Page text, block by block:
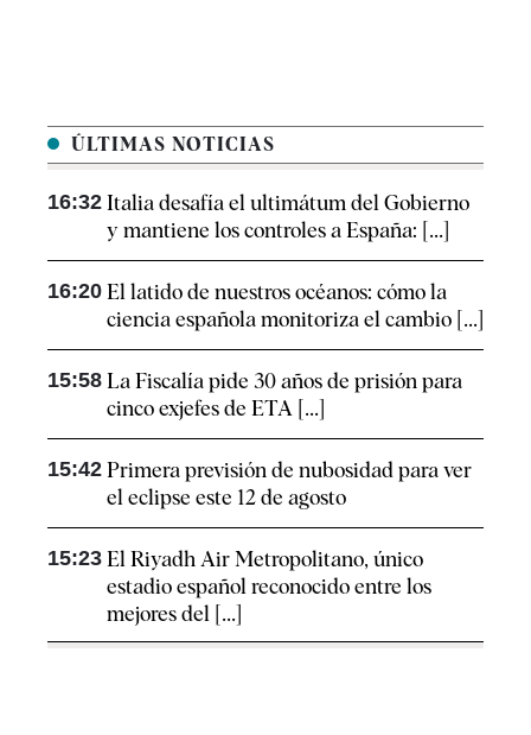
ÚLTIMAS NOTICIAS
16:32 Italia desafía el ultimátum del Gobierno
y mantiene los controles a España: [...]
16:20 El latido de nuestros océanos: cómo la
ciencia española monitoriza el cambio [...]
15:58 La Fiscalía pide 30 años de prisión para
cinco exjefes de ETA [...]
15:42 Primera previsión de nubosidad para ver
el eclipse este 12 de agosto
15:23 El Riyadh Air Metropolitano, único
estadio español reconocido entre los
mejores del [...]